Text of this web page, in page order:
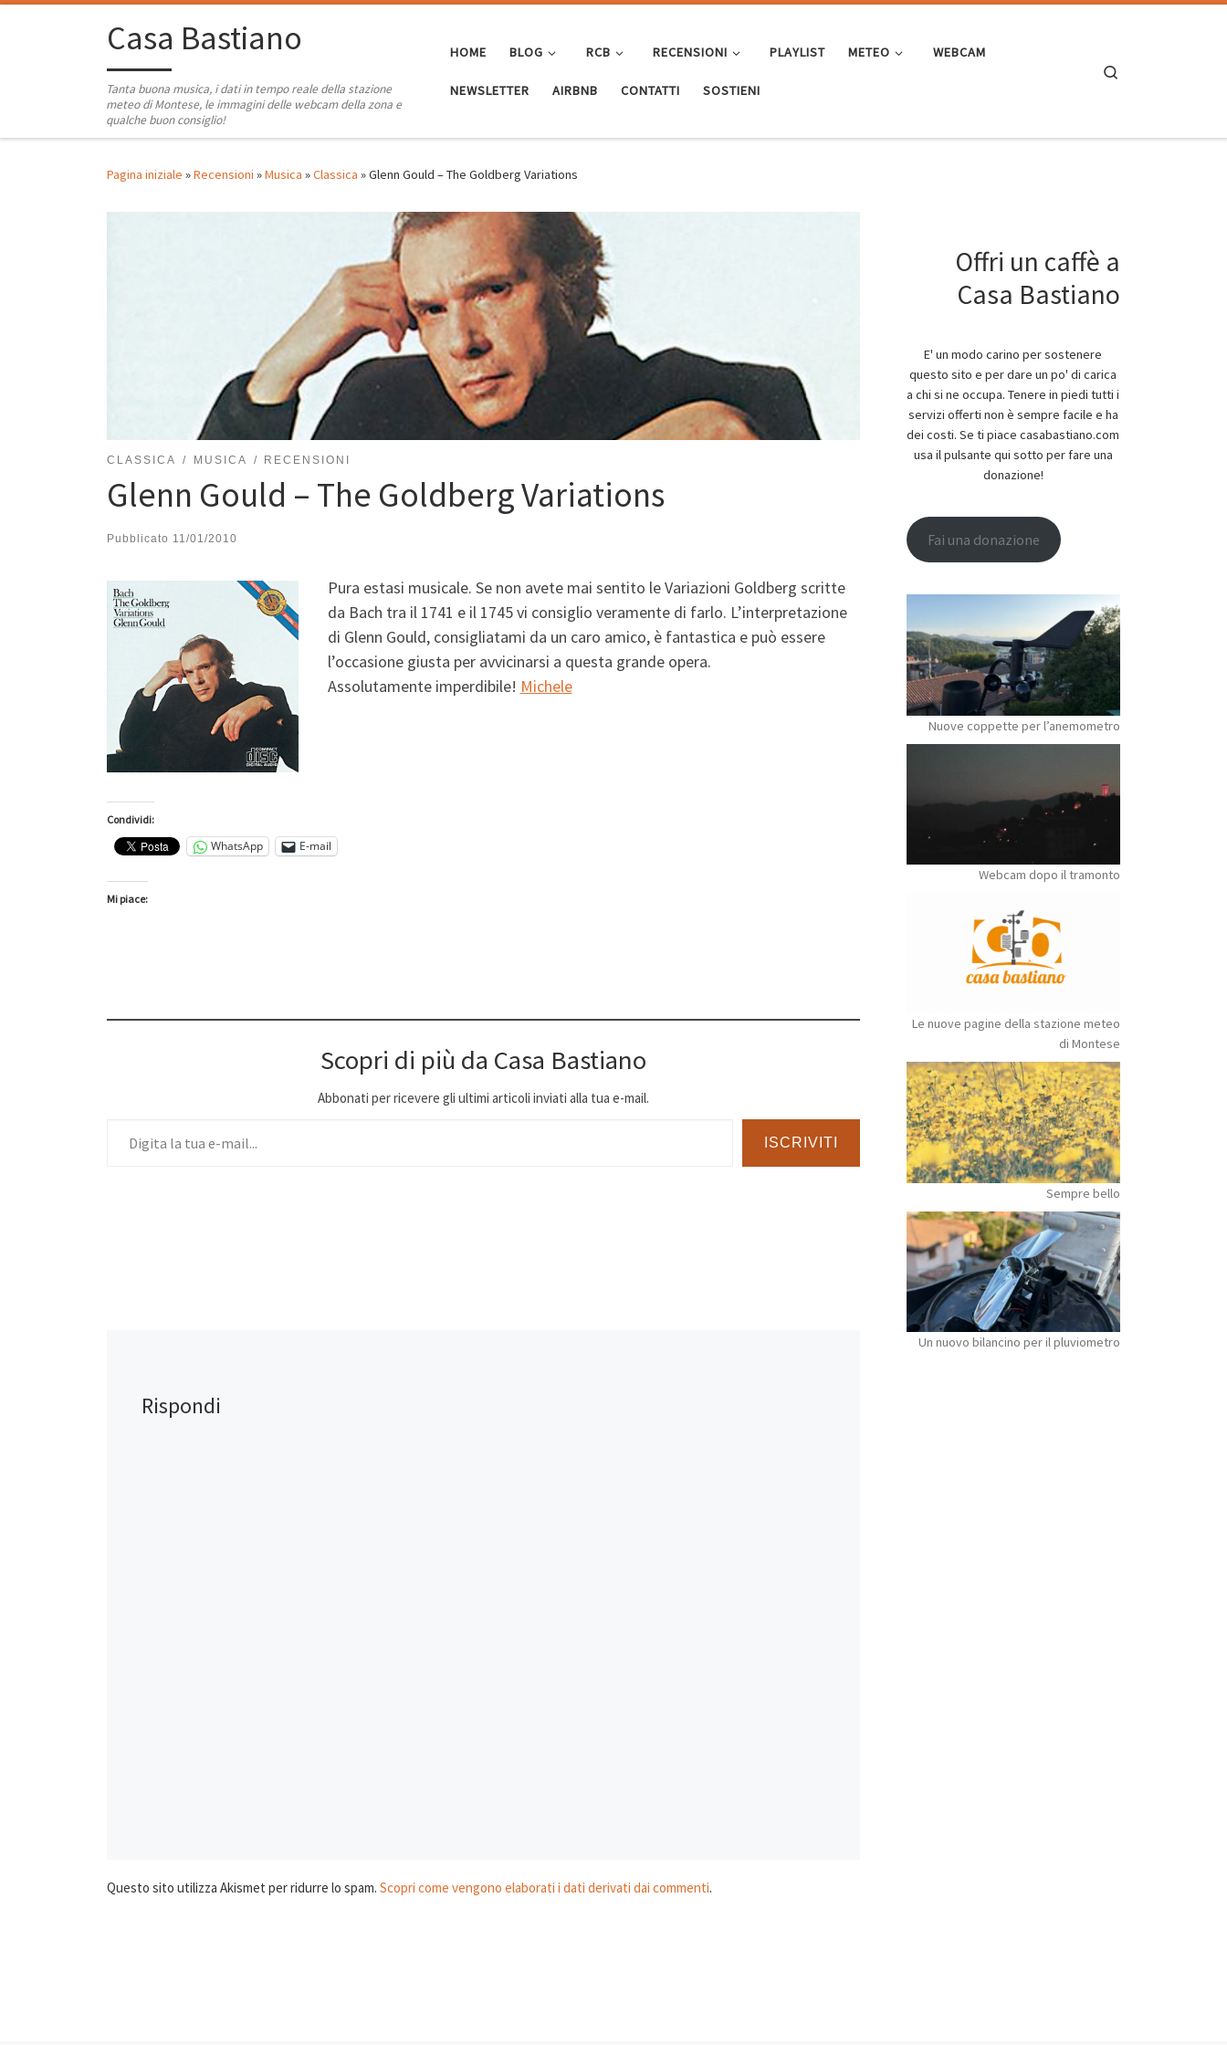
Passa al contenutoCasa Bastiano
Tanta buona musica, i dati in tempo reale della stazione
meteo di Montese, le immagini delle webcam della zona e
qualche buon consiglio!
HOME BLOG RCB RECENSIONI PLAYLIST METEO WEBCAM
NEWSLETTER AIRBNB CONTATTI SOSTIENI
Pagina iniziale »Recensioni »Musica »Classica »Glenn Gould – The Goldberg Variations
CLASSICA MUSICA RECENSIONI
Glenn Gould – The Goldberg Variations
Pubblicato 11/01/2010
Pura estasi musicale. Se non avete mai sentito le Variazioni Goldberg scritte
da Bach tra il 1741 e il 1745 vi consiglio veramente di farlo. L’interpretazione
di Glenn Gould, consigliatami da un caro amico, è fantastica e può essere
l’occasione giusta per avvicinarsi a questa grande opera.
Assolutamente imperdibile! Michele
Condividi:
WhatsApp E-mail
Mi piace:
Scopri di più da Casa Bastiano
Abbonati per ricevere gli ultimi articoli inviati alla tua e-mail.
ISCRIVITI
Rispondi
Questo sito utilizza Akismet per ridurre lo spam. Scopri come vengono elaborati i dati derivati dai commenti.
Offri un caffè a
Casa Bastiano
E' un modo carino per sostenere
questo sito e per dare un po' di carica
a chi si ne occupa. Tenere in piedi tutti i
servizi offerti non è sempre facile e ha
dei costi. Se ti piace casabastiano.com
usa il pulsante qui sotto per fare una
donazione!
Fai una donazione
Nuove coppette per l’anemometro
Webcam dopo il tramonto
Le nuove pagine della stazione meteo
di Montese
Sempre bello
Un nuovo bilancino per il pluviometro